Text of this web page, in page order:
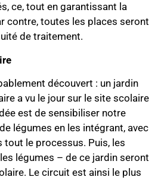
ce, tout en garantissant la
contre, toutes les places seront
de traitement.
découvert : un jardin
a vu le jour sur le site scolaire
est de sensibiliser notre
légumes en les intégrant, avec
tout le processus. Puis, les
légumes – de ce jardin seront
Le circuit est ainsi le plus